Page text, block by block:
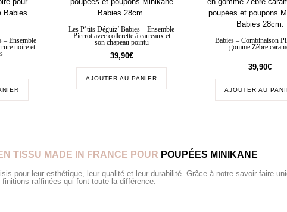
– Ensemble
noire et
Les P’tits Déguiz’ Babies – Ensemble
Pierrot avec collerette à carreaux et
son chapeau pointu
39,90€
AJOUTER AU PANIER
Babies – Combinaison
gomme Zèbre
39,90€
AJOUTER AU
TISSU MADE IN FRANCE POUR POUPÉES MINIKANE
pour leur esthétique, leur qualité et leur durabilité. Grâce à notre savoir-faire
raffinées qui font toute la différence.